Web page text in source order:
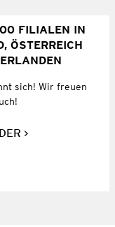
FILIALEN IN
ÖSTERREICH
sich! Wir freuen